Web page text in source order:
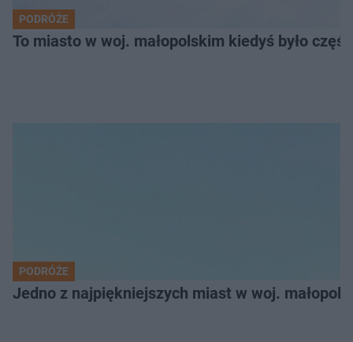
PODRÓŻE
To miasto w woj. małopolskim kiedyś było
PODRÓŻE
Jedno z najpiękniejszych miast w woj.